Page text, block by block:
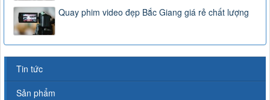
Quay phim video đẹp Bắc Giang giá rẻ chất lượng
Tin tức
Sản phẩm